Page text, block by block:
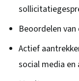
Beoordelen
Actief
social media